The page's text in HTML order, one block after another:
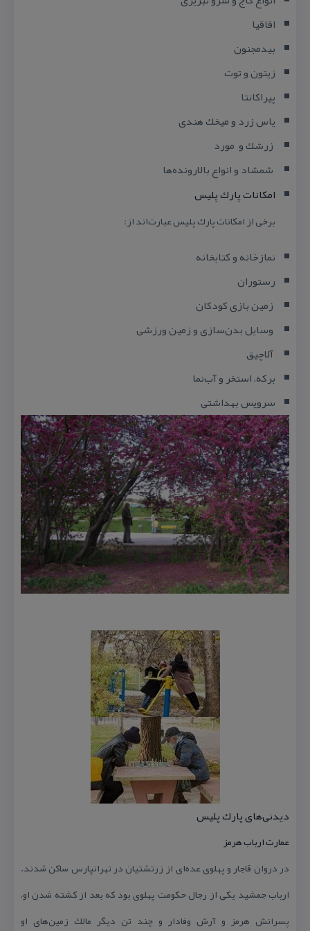
اقاقیا
بیدمجنون
زیتون و توت
پیراكانتا
یاس زرد و میخك هندی
زرشك و مورد
شمشاد و انواع بالارونده‌ها
امكانات پارك پلیس
برخی از امكانات پارك پلیس عبارت‌اند از:
نمازخانه و كتابخانه
رستوران
زمین بازی كودكان
وسایل بدن‌سازی و زمین ورزشی
آلاچیق
بركه، استخر و آب‌نما
سرویس بهداشتی
دیدنی‌های پارك پلیس
عمارت ارباب هرمز
در دروان قاجار و پهلوی عده‌ای از زرتشتیان در تهرانپارس ساكن شدند.
ارباب جمشید یكی از رجال حكومت پهلوی بود كه بعد از كشته شدن او،
پسرانش هرمز و آرش وفادار و چند تن دیگر مالك زمین‌های او